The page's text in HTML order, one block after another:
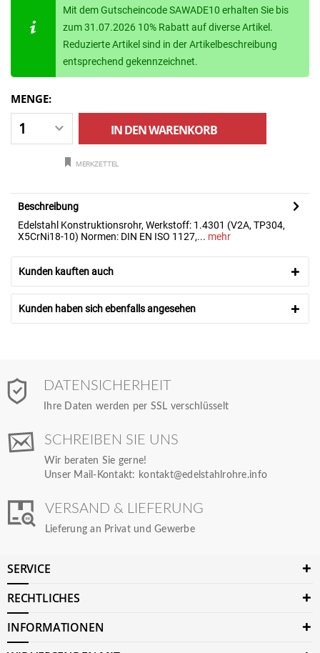
Mit dem Gutscheincode SAWADE10 erhalten Sie bis
zum 31.07.2026 10% Rabatt auf diverse Artikel.
Reduzierte Artikel sind in der Artikelbeschreibung
entsprechend gekennzeichnet.
MENGE:
IN DENWARENKORB
MERKZETTEL
Beschreibung
Edelstahl Konstruktionsrohr, Werkstoff: 1.4301 (V2A, TP304,
X5CrNi18-10) Normen: DIN EN ISO 1127,... mehr
Kunden kauften auch
Kunden haben sich ebenfalls angesehen
DATENSICHERHEIT
Ihre Daten werden per SSL verschlüsselt
SCHREIBEN SIE UNS
Wir beraten Sie gerne!
Unser Mail-Kontakt: kontakt@edelstahlrohre.info
VERSAND & LIEFERUNG
Lieferung an Privat und Gewerbe
SERVICE
RECHTLICHES
INFORMATIONEN